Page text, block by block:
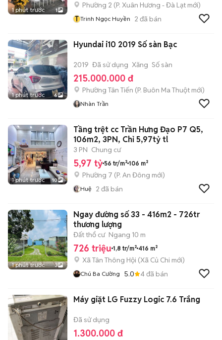
1 phút trước 1
Phường 2 (P. Xuân Hương - Đà Lạt mới)
T Trinh Ngọc Huyền 2 đã bán
1 phút trước 6
Hyundai i10 2019 Số sàn Bạc
2019 Đã sử dụng Xăng Số sàn
215.000.000 đ
Phường Tân Tiến (P. Buôn Ma Thuột mới)
Nhàn Trần
1 phút trước 10
Tầng trệt cc Trần Hưng Đạo P7 Q5,
106m2, 3PN, Chỉ 5,97tỷ tl
3 PN Chung cư
5,97 tỷ 56 tr/m² 106 m²
Phường 7 (P. An Đông mới)
Huệ 2 đã bán
1 phút trước 3
Ngay đường số 33 - 416m2 - 726tr
thương lượng
Đất thổ cư Ngang 10 m
726 triệu 1,8 tr/m² 416 m²
Xã Tân Thông Hội (Xã Củ Chi mới)
Chú Ba Cường 5.0 4đã bán
Máy giặt LG Fuzzy Logic 7.6 Trắng
Đã sử dụng
1.300.000 đ